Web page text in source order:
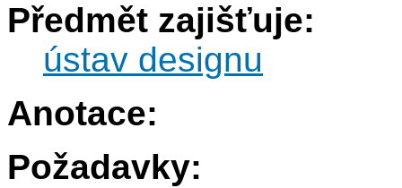
Předmět zajišťuje:
ústav designu
Anotace:
Požadavky: